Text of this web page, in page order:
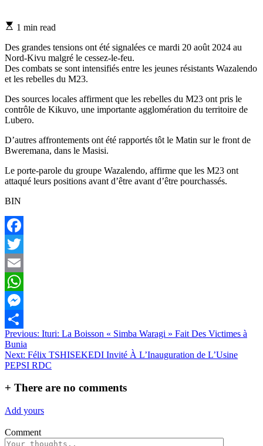
Estimated
time
1 min read
Des grandes tensions ont été signalées ce mardi 20 août 2024 au
Nord-Kivu malgré le cessez-le-feu.
Des combats se sont intensifiés entre les jeunes résistants Wazalendo
et les rebelles du M23.
Des sources locales affirment que les rebelles du M23 ont pris le
contrôle de Kikuvo, une importante agglomération du territoire de
Lubero.
D’autres affrontements ont été rapportés tôt le Matin sur le front de
Bweremana, dans le Masisi.
Le porte-parole du groupe Wazalendo, affirme que les M23 ont
attaqué leurs positions avant d’être avant d’être pourchassés.
BIN
Facebook
Twitter
Email
WhatsApp
Messenger
Partager
Navigation
de
l’article
Previous: Ituri: La Boisson « Simba Waragi » Fait Des Victimes à
Bunia
Next: Félix TSHISEKEDI Invité À L’Inauguration de L’Usine
PEPSI RDC
+ There are no comments
Add yours
Comment